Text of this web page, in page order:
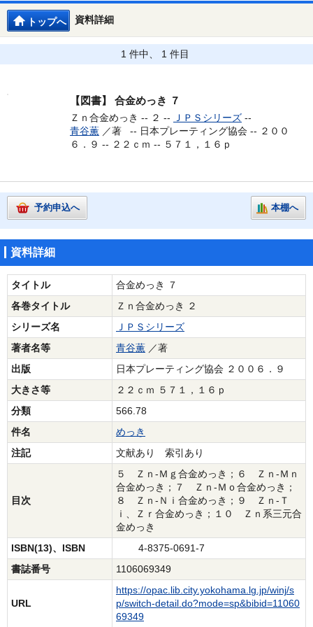
資料詳細
トップへ
1 件中、 1 件目
【図書】 合金めっき ７
Ｚｎ合金めっき -- ２ -- ＪＰＳシリーズ --
青谷薫 ／著 -- 日本プレーティング協会 -- ２００
６．９ -- ２２ｃｍ -- ５７１，１６ｐ
予約申込へ 本棚へ
資料詳細
タイトル
合金めっき ７
各巻タイトル
Ｚｎ合金めっき ２
シリーズ名
ＪＰＳシリーズ
著者名等
青谷薫 ／著
出版
日本プレーティング協会 ２００６．９
大きさ等
２２ｃｍ ５７１，１６ｐ
分類
566.78
件名
めっき
注記
文献あり 索引あり
目次
５ Ｚｎ‐Ｍｇ合金めっき；６ Ｚｎ‐Ｍｎ
合金めっき；７ Ｚｎ‐Ｍｏ合金めっき；
８ Ｚｎ‐Ｎｉ合金めっき；９ Ｚｎ‐Ｔ
ｉ、Ｚｒ合金めっき；１０ Ｚｎ系三元合
金めっき
ISBN(13)、ISBN
4-8375-0691-7
書誌番号
1106069349
URL
https://opac.lib.city.yokohama.lg.jp/winj/s
p/switch-detail.do?mode=sp&bibid=11060
69349